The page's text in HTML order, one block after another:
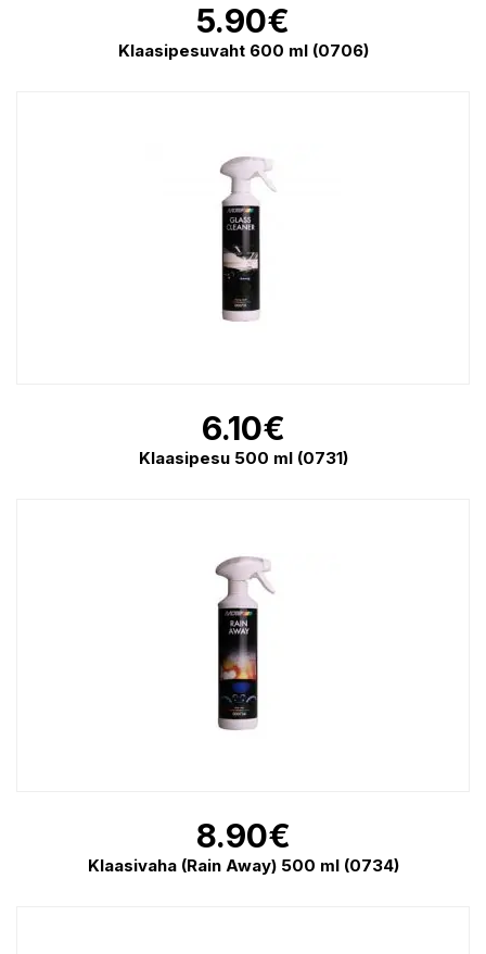
5.90€
Klaasipesuvaht 600 ml (0706)
6.10€
Klaasipesu 500 ml (0731)
8.90€
Klaasivaha (Rain Away) 500 ml (0734)